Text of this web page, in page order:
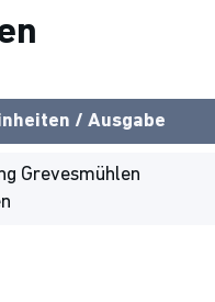
/ Ausgabe
Grevesmühlen